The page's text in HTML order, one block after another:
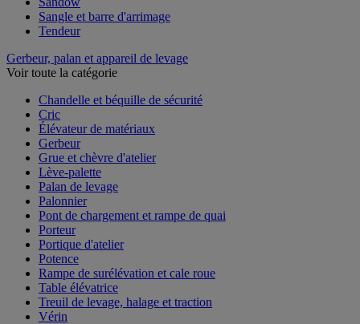
Sangle et barre d'arrimage
Tendeur
Gerbeur, palan et appareil de levage
Voir toute la catégorie
Chandelle et béquille de sécurité
Cric
Élévateur de matériaux
Gerbeur
Grue et chèvre d'atelier
Lève-palette
Palan de levage
Palonnier
Pont de chargement et rampe de quai
Porteur
Portique d'atelier
Potence
Rampe de surélévation et cale roue
Table élévatrice
Treuil de levage, halage et traction
Vérin